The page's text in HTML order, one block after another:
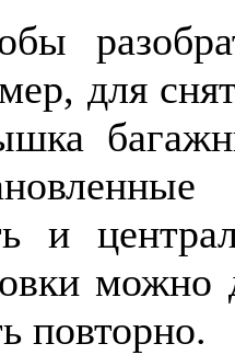
для
и
можно
повторно.